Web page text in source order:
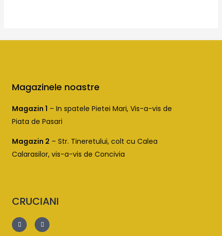
Magazinele noastre
Magazin 1 – In spatele Pietei Mari, Vis-a-vis de
Piata de Pasari
Magazin 2 – Str. Tineretului, colt cu Calea
Calarasilor, vis-a-vis de Concivia
CRUCIANI